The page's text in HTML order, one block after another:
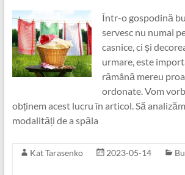
Într-o gospodină
servesc nu numai
casnice, ci și
urmare, este
rămână mereu
ordonate. Vom
obținem acest lucru în articol. Să
modalități de a spăla
Kat Tarasenko 2023-05-14